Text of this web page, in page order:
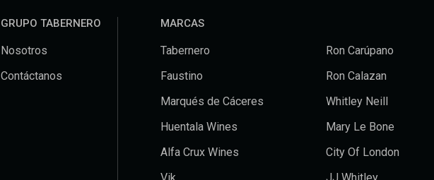
GRUPO TABERNERO
Nosotros
Contáctanos
MARCAS
Tabernero
Faustino
Marqués de Cáceres
Huentala Wines
Alfa Crux Wines
Ron Carúpano
Ron Calazan
Whitley Neill
Mary Le Bone
City Of London